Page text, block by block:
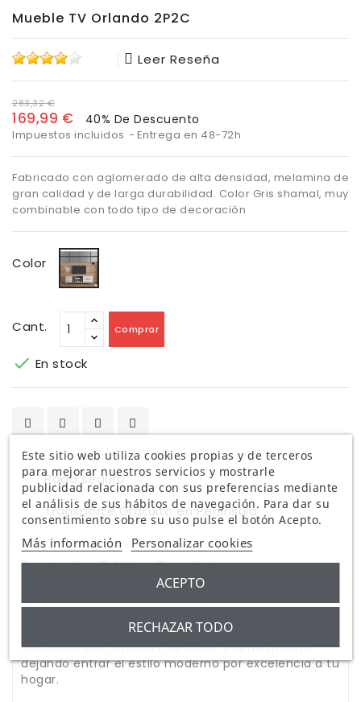
Mueble TV Orlando 2P2C
Leer Reseña
283,32 €
169,99 € 40% De Descuento
Impuestos incluidos Entrega en 48-72h
Fabricado con aglomerado de alta densidad, melamina de
gran calidad y de larga durabilidad. Color Gris shamal, muy
combinable con todo tipo de decoración
Color Shamal
Cant. Comprar
 En stock
Pago seguro
Transporte Gratuito en Península
Descripción Detalles Comentario
Mueble de TV fabricado con melamina de alta
por la PEFC (Asociación Española para la
Sostenibilidad Forestal), de color Shamal/pizarra,
dejando entrar el estilo moderno por excelencia a tu
hogar.
Este sitio web utiliza cookies propias y de terceros
para mejorar nuestros servicios y mostrarle
publicidad relacionada con sus preferencias mediante
el análisis de sus hábitos de navegación. Para dar su
consentimiento sobre su uso pulse el botón Acepto.
Más información Personalizar cookies
RECHAZAR TODO
ACEPTO